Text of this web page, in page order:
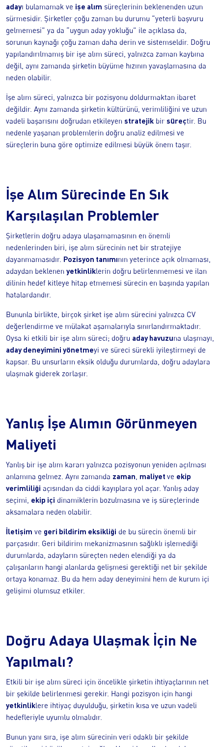
adayı bulamamak ve işe alım süreçlerinin beklenenden uzun
sürmesidir. Şirketler çoğu zaman bu durumu “yeterli başvuru
gelmemesi” ya da “uygun aday yokluğu” ile açıklasa da,
sorunun kaynağı çoğu zaman daha derin ve sistemseldir. Doğru
yapılandırılmamış bir işe alım süreci, yalnızca zaman kaybına
değil, aynı zamanda şirketin büyüme hızının yavaşlamasına da
neden olabilir.
İşe alım süreci, yalnızca bir pozisyonu doldurmaktan ibaret
değildir. Aynı zamanda şirketin kültürünü, verimliliğini ve uzun
vadeli başarısını doğrudan etkileyen stratejik bir süreçtir. Bu
nedenle yaşanan problemlerin doğru analiz edilmesi ve
süreçlerin buna göre optimize edilmesi büyük önem taşır.
İşe Alım Sürecinde En Sık
Karşılaşılan Problemler
Şirketlerin doğru adaya ulaşamamasının en önemli
nedenlerinden biri, işe alım sürecinin net bir stratejiye
dayanmamasıdır. Pozisyon tanımının yeterince açık olmaması,
adaydan beklenen yetkinliklerin doğru belirlenmemesi ve ilan
dilinin hedef kitleye hitap etmemesi sürecin en başında yapılan
hatalardandır.
Bununla birlikte, birçok şirket işe alım sürecini yalnızca CV
değerlendirme ve mülakat aşamalarıyla sınırlandırmaktadır.
Oysa ki etkili bir işe alım süreci; doğru aday havuzuna ulaşmayı,
aday deneyimini yönetmeyi ve süreci sürekli iyileştirmeyi de
kapsar. Bu unsurların eksik olduğu durumlarda, doğru adaylara
ulaşmak giderek zorlaşır.
Yanlış İşe Alımın Görünmeyen
Maliyeti
Yanlış bir işe alım kararı yalnızca pozisyonun yeniden açılması
anlamına gelmez. Aynı zamanda zaman maliyet ve ekip
verimliliği açısından da ciddi kayıplara yol açar. Yanlış aday
seçimi, ekip içi dinamiklerin bozulmasına ve iş süreçlerinde
aksamalara neden olabilir.
İletişim ve geri bildirim eksikliği de bu sürecin önemli bir
parçasıdır. Geri bildirim mekanizmasının sağlıklı işlemediği
durumlarda, adayların süreçten neden elendiği ya da
çalışanların hangi alanlarda gelişmesi gerektiği net bir şekilde
ortaya konamaz. Bu da hem aday deneyimini hem de kurum içi
gelişimi olumsuz etkiler.
Doğru Adaya Ulaşmak İçin Ne
Yapılmalı?
Etkili bir işe alım süreci için öncelikle şirketin ihtiyaçlarının net
bir şekilde belirlenmesi gerekir. Hangi pozisyon için hangi
yetkinliklere ihtiyaç duyulduğu, şirketin kısa ve uzun vadeli
hedefleriyle uyumlu olmalıdır.
Bunun yanı sıra, işe alım sürecinin veri odaklı bir şekilde